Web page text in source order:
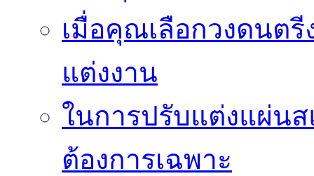
เมื่อคุณเลือกวงดนต
แต่งงาน
ในการปรับแต่งแผ่น
ต้องการเฉพาะ